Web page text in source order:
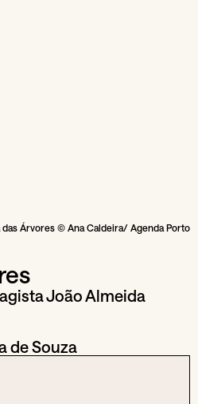
das Árvores © Ana Caldeira/ Agenda Porto
João Almeida
de Souza